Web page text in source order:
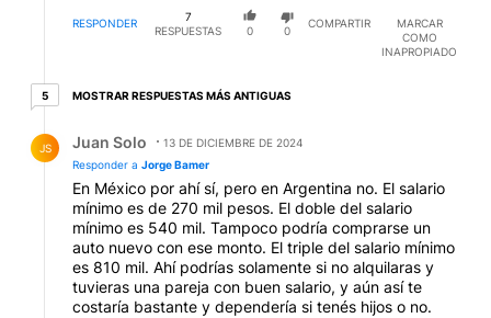
RESPONDER
7
RESPUESTAS
0 0
COMPARTIR
MARCAR
COMO
INAPROPIADO
55 respuestas más antiguas
MOSTRAR RESPUESTAS MÁS ANTIGUAS
JS Juan Solo
13 DE DICIEMBRE DE 2024
Responder a Jorge Bamer
En México por ahí sí, pero en Argentina no. El salario
mínimo es de 270 mil pesos. El doble del salario
mínimo es 540 mil. Tampoco podría comprarse un
auto nuevo con ese monto. El triple del salario mínimo
es 810 mil. Ahí podrías solamente si no alquilaras y
tuvieras una pareja con buen salario, y aún así te
costaría bastante y dependería si tenés hijos o no.